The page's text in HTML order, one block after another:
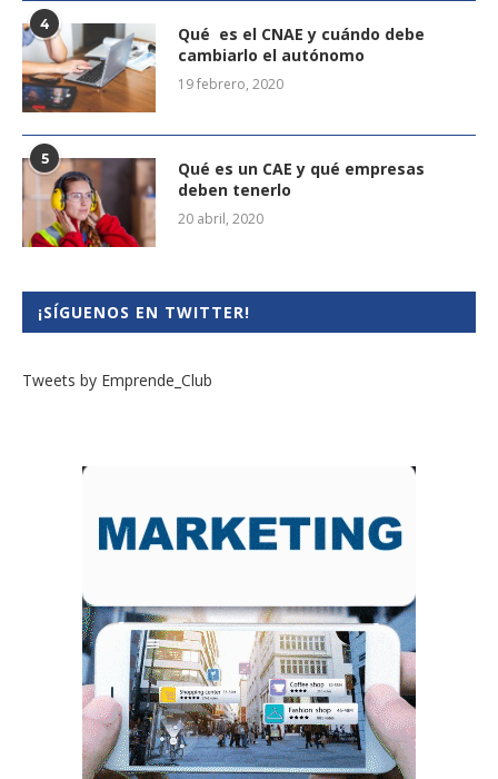
4
Qué es el CNAE y cuándo debe
cambiarlo el autónomo
19 febrero, 2020
5
Qué es un CAE y qué empresas
deben tenerlo
20 abril, 2020
¡SÍGUENOS EN TWITTER!
Tweets by Emprende_Club